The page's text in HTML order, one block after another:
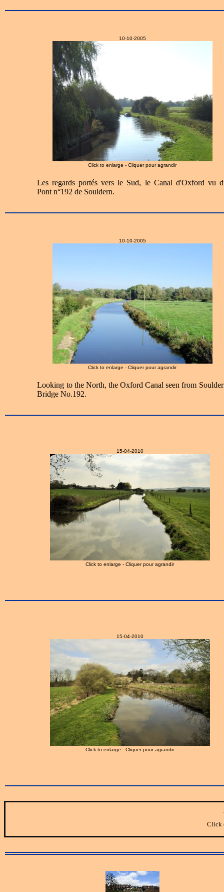
10-10-2005
Click to enlarge - Cliquer pour agrandir
Les regards portés vers le Sud, le Canal d'Oxford vu
Pont n°192 de Souldern.
10-10-2005
Click to enlarge - Cliquer pour agrandir
Looking to the North, the Oxford Canal seen from
Bridge No.192.
15-04-2010
Click to enlarge - Cliquer pour agrandir
15-04-2010
Click to enlarge - Cliquer pour agrandir
Click